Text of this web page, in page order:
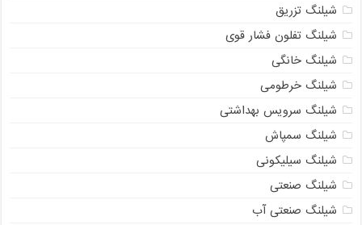
شیلنگ تزریق
شیلنگ تفلون فشار قوی
شیلنگ خانگی
شیلنگ خرطومی
شیلنگ سرویس بهداشتی
شیلنگ سمپاش
شیلنگ سیلیکونی
شیلنگ صنعتی
شیلنگ صنعتی آب